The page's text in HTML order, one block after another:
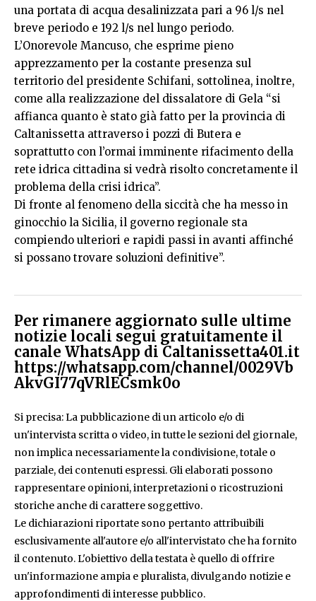
una portata di acqua desalinizzata pari a 96 l/s nel
breve periodo e 192 l/s nel lungo periodo.
L’Onorevole Mancuso, che esprime pieno
apprezzamento per la costante presenza sul
territorio del presidente Schifani, sottolinea, inoltre,
come alla realizzazione del dissalatore di Gela “si
affianca quanto è stato già fatto per la provincia di
Caltanissetta attraverso i pozzi di Butera e
soprattutto con l’ormai imminente rifacimento della
rete idrica cittadina si vedrà risolto concretamente il
problema della crisi idrica”.
Di fronte al fenomeno della siccità che ha messo in
ginocchio la Sicilia, il governo regionale sta
compiendo ulteriori e rapidi passi in avanti affinché
si possano trovare soluzioni definitive”.
Per rimanere aggiornato sulle ultime
notizie locali segui gratuitamente il
canale WhatsApp di Caltanissetta401.it
https://whatsapp.com/channel/0029Vb
AkvGI77qVRlECsmk0o
Si precisa: La pubblicazione di un articolo e/o di
un'intervista scritta o video, in tutte le sezioni del giornale,
non implica necessariamente la condivisione, totale o
parziale, dei contenuti espressi. Gli elaborati possono
rappresentare opinioni, interpretazioni o ricostruzioni
storiche anche di carattere soggettivo.
Le dichiarazioni riportate sono pertanto attribuibili
esclusivamente all'autore e/o all'intervistato che ha fornito
il contenuto. L'obiettivo della testata è quello di offrire
un'informazione ampia e pluralista, divulgando notizie e
approfondimenti di interesse pubblico.